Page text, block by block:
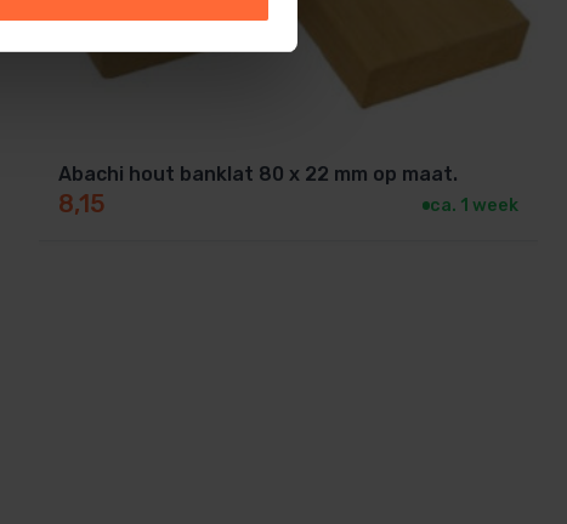
Abachi hout banklat 80 x 22 mm op maat.
8,15 ca. 1 week